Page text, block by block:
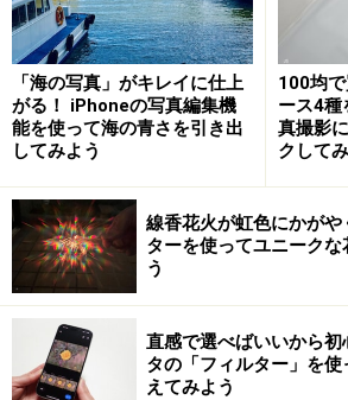
ラッシュを使った写真では、手前に
写っています。その代り現場のライ
雰囲気はフラッシュ光でかき消され
反対に使ってない場合は、その場の
のがぶれて写ったり、手ぶれがしや
祭りを撮るときに、フラッシュの
は、どういった雰囲気の写真にし
す。絶対にこうして撮影しないとい
はありません。
「海の写真」がキレイに仕上
がる！ iPhoneの写真編集機
能を使って海の青さを引き出
してみよう
100均
ース4種
真撮影
クして
線香花火が虹色にかが
ターを使ってユニーク
う
直感で選べばいいから
タの「フィルター」を
えてみよう